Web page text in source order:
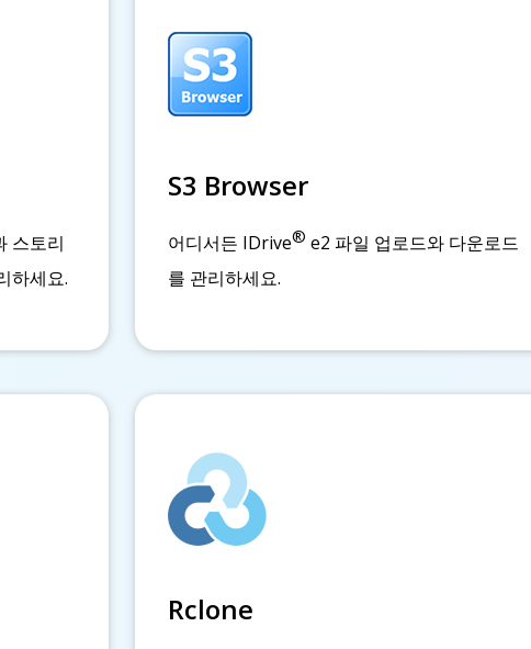
스토리
하세요.
S3 Browser
어디서든 IDrive® e2 파일 업로드와 다운로드
를 관리하세요.
Rclone